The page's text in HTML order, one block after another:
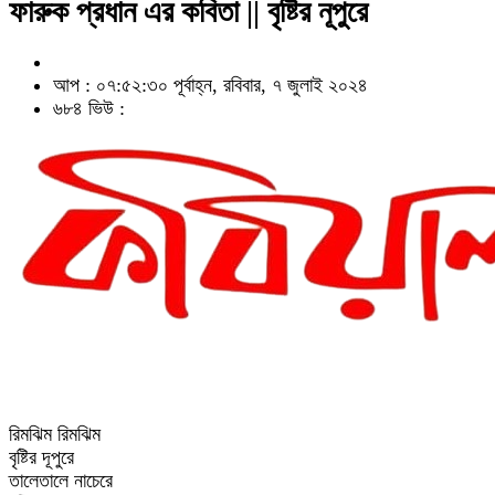
ফারুক প্রধান এর কবিতা || বৃষ্টির নূপুরে
আপ : ০৭:৫২:৩০ পূর্বাহ্ন, রবিবার, ৭ জুলাই ২০২৪
৬৮৪ ভিউ :
রিমঝিম রিমঝিম
বৃষ্টির দূপুরে
তালেতালে নাচেরে